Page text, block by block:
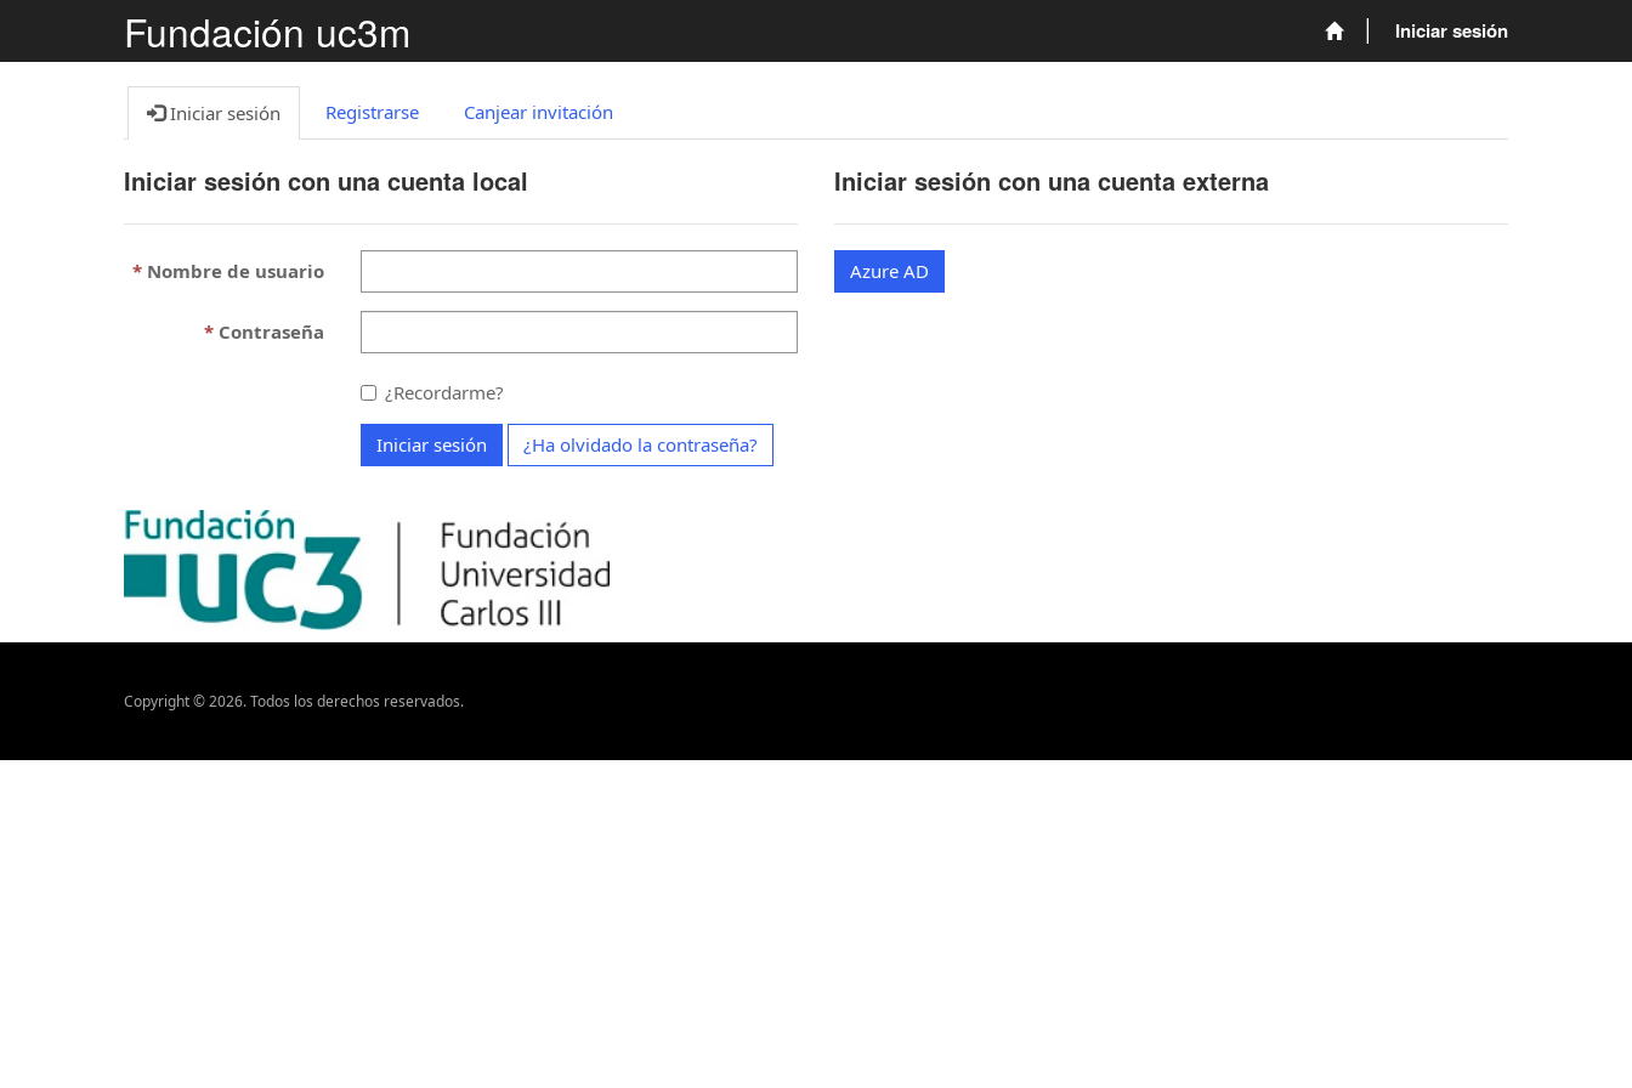
Fundación uc3m Iniciar sesión
Iniciar sesión Registrarse Canjear invitación
Iniciar sesión con una cuenta local
Nombre de usuario
Contraseña
¿Recordarme?
Iniciar sesión ¿Ha olvidado la contraseña?
Iniciar sesión con una cuenta externa
Azure AD
Copyright ©2026. Todos los derechos reservados.